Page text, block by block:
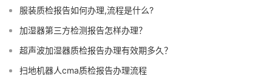
服装质检报告如何办理,流程是什么?
加湿器第三方检测报告怎样办理？
超声波加湿器质检报告办理有效期多久？
扫地机器人cma质检报告办理流程